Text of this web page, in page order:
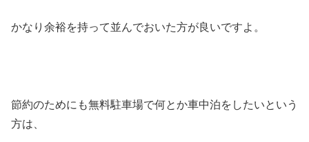
かなり余裕を持って並んでおいた方が良いですよ。
節約のためにも無料駐車場で何とか車中泊をしたいという
方は、